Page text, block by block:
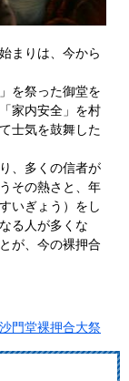
まりは、今から
を祭った御堂を
家内安全」を村
士気を鼓舞した
、多くの信者が
その熱さと、年
いぎょう）をし
る人が多くな
が、今の裸押合
門堂裸押合大祭